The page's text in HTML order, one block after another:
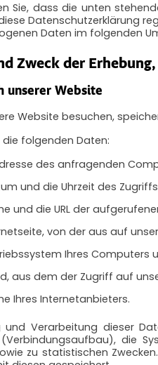
Sie, dass die unten
Datenschutzerklärung
Daten im folgenden
Zweck der
unserer Website
Website besuchen,
die folgenden Daten:
des anfragenden
und die Uhrzeit des Zugriffs
und die URL der
von der aus auf
Ihres Computers
aus dem der Zugriff auf
Ihres Internetanbieters.
und Verarbeitung dieser
die
zu statistischen